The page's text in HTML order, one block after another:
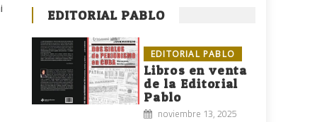
EDITORIAL PABLO
EDITORIAL PABLO
Libros en venta
de la Editorial
Pablo
noviembre 13, 2025